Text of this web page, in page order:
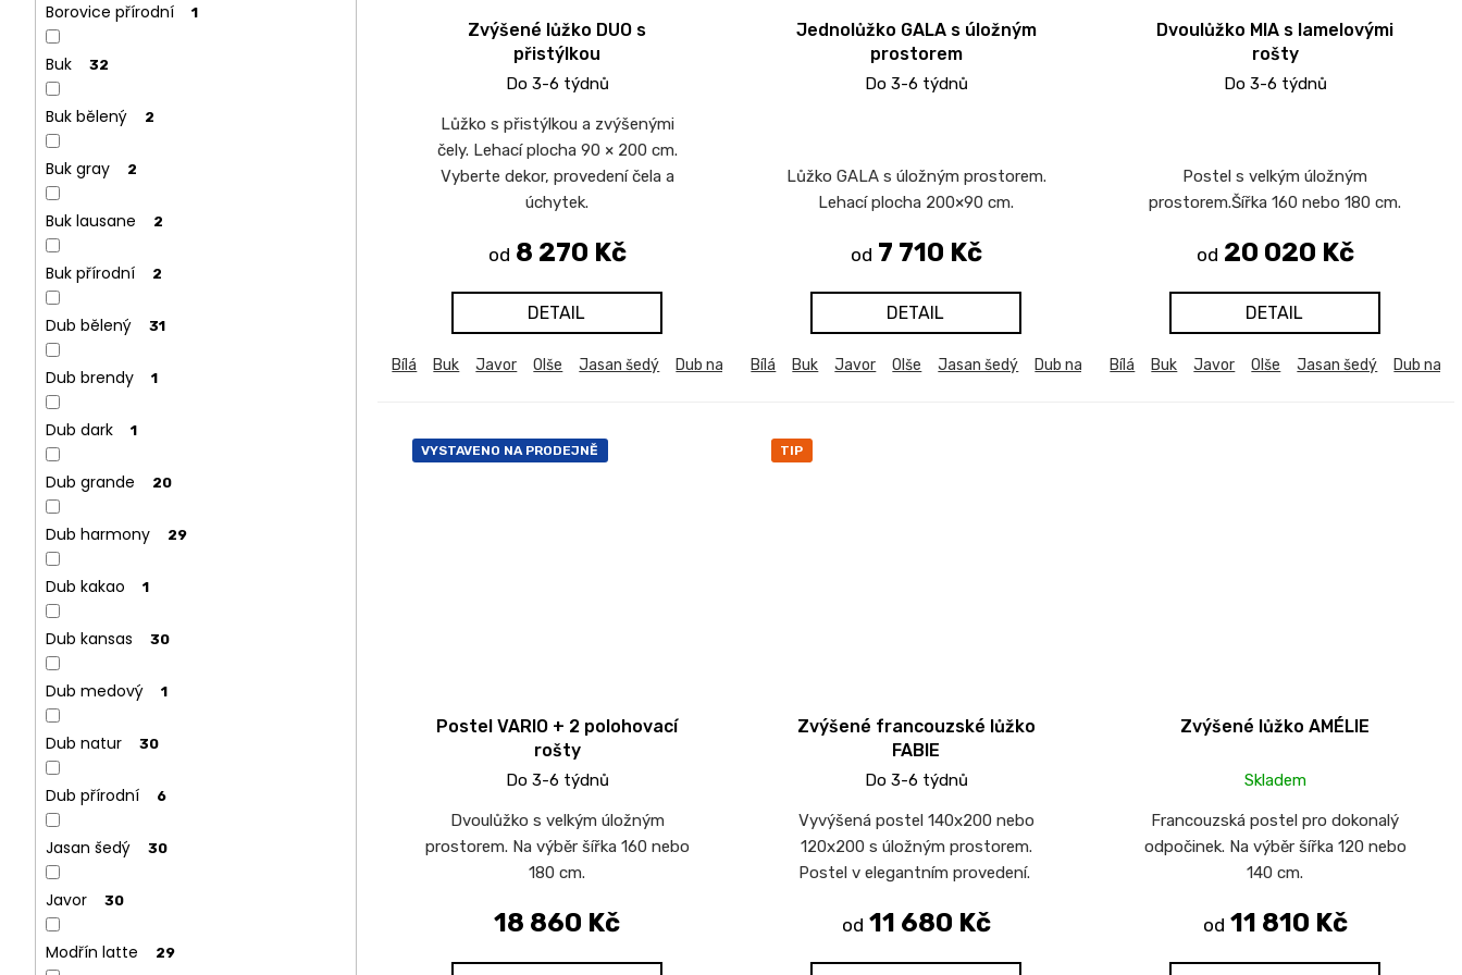
Borovice přírodní 1
Buk 32
Buk bělený 2
Buk gray 2
Buk lausane 2
Buk přírodní 2
Dub bělený 31
Dub brendy 1
Dub dark 1
Dub grande 20
Dub harmony 29
Dub kakao 1
Dub kansas 30
Dub medový 1
Dub natur 30
Dub přírodní 6
Jasan šedý 30
Javor 30
Modřín latte 29
Zvýšené lůžko DUO s
přistýlkou
Do 3-6 týdnů
od 8 270 Kč
DETAIL
Lůžko s přistýlkou a zvýšenými
čely. Lehací plocha 90 × 200 cm.
Vyberte dekor, provedení čela a
úchytek.
Bílá Buk Javor Olše Jasan šedý Dub natur (dub sonoma) Dub bělený Dub harmony Dub kansas Dub sametový Modřín latte Akácie
Jednolůžko GALA s úložným
prostorem
Do 3-6 týdnů
od 7 710 Kč
DETAIL
Lůžko GALA s úložným prostorem.
Lehací plocha 200×90 cm.
Bílá Buk Javor Olše Jasan šedý Dub natur (dub sonoma) Dub bělený Dub harmony Dub
Dvoulůžko MIA s lamelovými
rošty
Do 3-6 týdnů
od 20 020 Kč
DETAIL
Postel s velkým úložným
prostorem.Šířka 160 nebo 180 cm.
Bílá Buk Javor Olše Jasan šedý Dub
VYSTAVENO NA PRODEJNĚ
Postel VARIO + 2 polohovací
rošty
Do 3-6 týdnů
18 860 Kč
Dvoulůžko s velkým úložným
prostorem. Na výběr šířka 160 nebo
180 cm.
TIP
Zvýšené francouzské lůžko
FABIE
Do 3-6 týdnů
od 11 680 Kč
Vyvýšená postel 140x200 nebo
120x200 s úložným prostorem.
Postel v elegantním provedení.
Zvýšené lůžko AMÉLIE
Skladem
od 11 810 Kč
Francouzská postel pro dokonalý
odpočinek. Na výběr šířka 120 nebo
140 cm.